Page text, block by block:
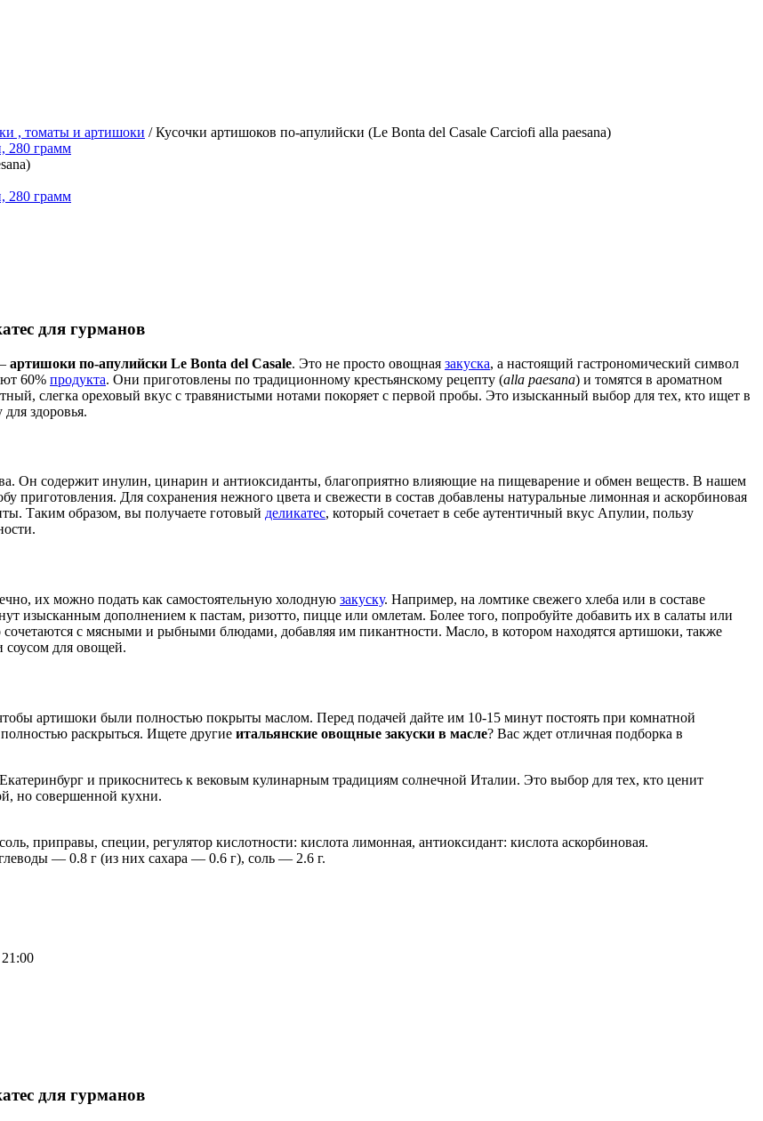
, томаты и артишоки / Кусочки артишоков по-апулийски (Le Bonta del Casale Carciofi alla paesana)
для гурманов
артишоки по-апулийски Le Bonta del Casale. Это не просто овощная закуска, а настоящий гастрономический символ
60% продукта. Они приготовлены по традиционному крестьянскому рецепту (alla paesana) и томятся в ароматном
слегка ореховый вкус с травянистыми нотами покоряет с первой пробы. Это изысканный выбор для тех, кто ищет в
здоровья.
Он содержит инулин, цинарин и антиоксиданты, благоприятно влияющие на пищеварение и обмен веществ. В нашем
приготовления. Для сохранения нежного цвета и свежести в состав добавлены натуральные лимонная и аскорбиновая
Таким образом, вы получаете готовый деликатес, который сочетает в себе аутентичный вкус Апулии, пользу
их можно подать как самостоятельную холодную закуску. Например, на ломтике свежего хлеба или в составе
изысканным дополнением к пастам, ризотто, пицце или омлетам. Более того, попробуйте добавить их в салаты или
сочетаются с мясными и рыбными блюдами, добавляя им пикантности. Масло, в котором находятся артишоки, также
соусом для овощей.
артишоки были полностью покрыты маслом. Перед подачей дайте им 10-15 минут постоять при комнатной
раскрыться. Ищете другие итальянские овощные закуски в масле? Вас ждет отличная подборка в
и прикоснитесь к вековым кулинарным традициям солнечной Италии. Это выбор для тех, кто ценит
но совершенной кухни.
приправы, специи, регулятор кислотности: кислота лимонная, антиоксидант: кислота аскорбиновая.
— 0.8 г (из них сахара — 0.6 г), соль — 2.6 г.
для гурманов